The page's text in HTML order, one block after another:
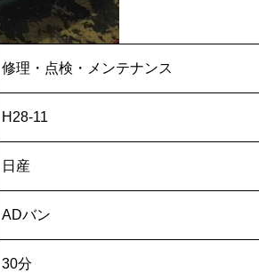
修理・点検・メンテナンス
H28-11
日産
ADバン
30分